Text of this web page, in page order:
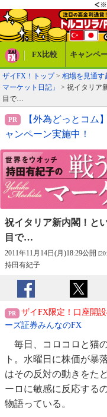
FX比較 キャンペ
ザイFX！トップ> 相場を見通す
マーケット日記」
> 祝イタリア
目で…
【外為どっとコム
ャンペーン実施中！
祝イタリア新内閣！と
目で…
2011年11月14日(月)18:29公開
持田有紀子
ザイFX限定！口座開
ーズ証券みんなのFX
毎日、コロコロと猫
ト。水曜日に株価が暴
はその反対の動きをた
ーロに敏感に反応する
物語っている。